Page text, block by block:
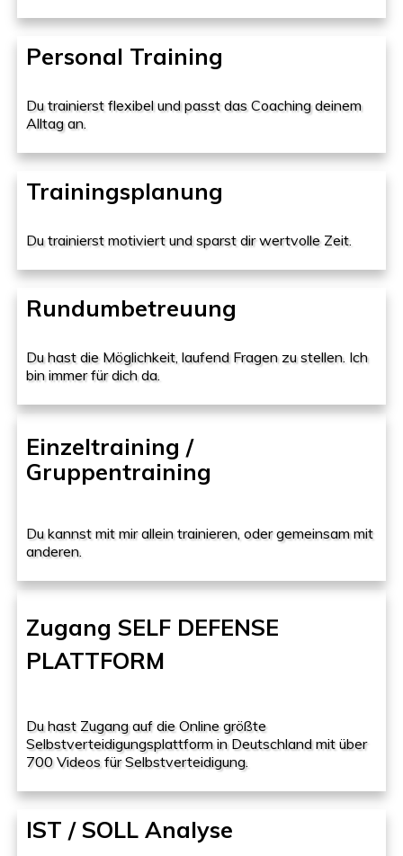
Personal Training
Du trainierst flexibel und passt das Coaching deinem
Alltag an.
Trainingsplanung
Du trainierst motiviert und sparst dir wertvolle Zeit.
Rundumbetreuung
Du hast die Möglichkeit, laufend Fragen zu stellen. Ich
bin immer für dich da.
Einzeltraining /
Gruppentraining
Du kannst mit mir allein trainieren, oder gemeinsam mit
anderen.
Zugang SELF DEFENSE
PLATTFORM
Du hast Zugang auf die Online größte
Selbstverteidigungsplattform in Deutschland mit über
700 Videos für Selbstverteidigung.
IST / SOLL Analyse